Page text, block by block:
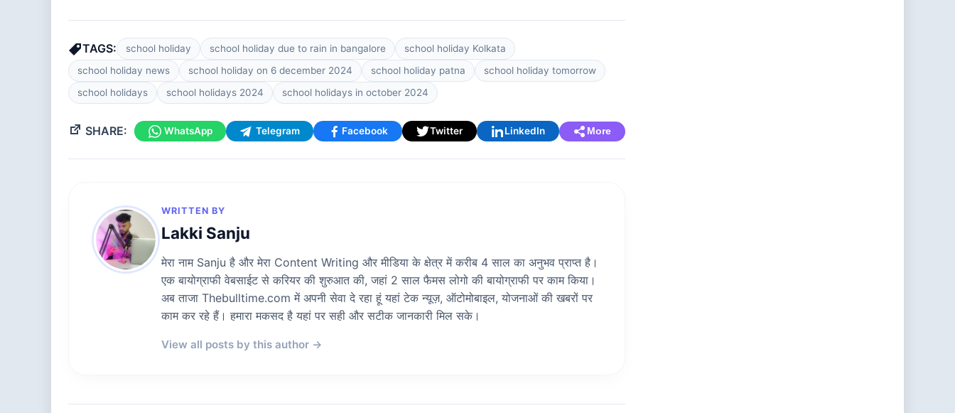
TAGS: school holiday school holiday due to rain in bangalore
school holiday Kolkata
school holiday news
school holiday on 6 december 2024 school holiday patna
school holiday tomorrow
school holidays
school holidays 2024 school holidays in october 2024
SHARE: WhatsApp Telegram Facebook Twitter LinkedIn More
WRITTEN BY
Lakki Sanju
मेरा नाम Sanju है और मेरा Content Writing और मीडिया के क्षेत्र में करीब 4 साल का अनुभव प्राप्त है।
एक बायोग्राफी वेबसाईट से करियर की शुरुआत की, जहां 2 साल फैमस लोगो की बायोग्राफी पर काम किया।
अब ताजा Thebulltime.com में अपनी सेवा दे रहा हूं यहां टेक न्यूज़, ऑटोमोबाइल, योजनाओं की खबरों पर
काम कर रहे हैं। हमारा मकसद है यहां पर सही और सटीक जानकारी मिल सके।
View all posts by this author →